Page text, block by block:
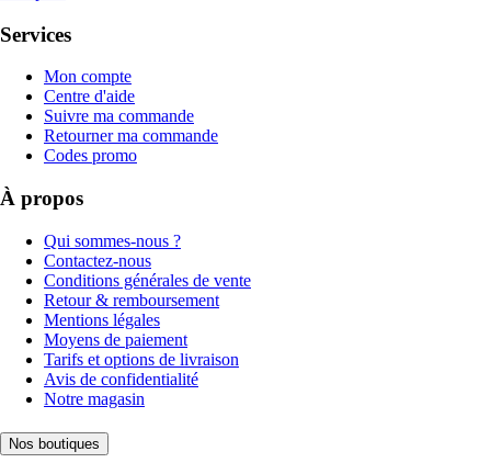
Services
Mon compte
Centre d'aide
Suivre ma commande
Retourner ma commande
Codes promo
À propos
Qui sommes-nous ?
Contactez-nous
Conditions générales de vente
Retour & remboursement
Mentions légales
Moyens de paiement
Tarifs et options de livraison
Avis de confidentialité
Notre magasin
Nos boutiques